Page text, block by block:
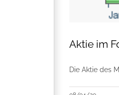
Aktie im
Die Aktie des